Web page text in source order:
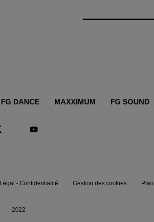
FG DANCE MAXXIMUM FG SOUND
Légal - Confidentialité Gestion des cookies
2022